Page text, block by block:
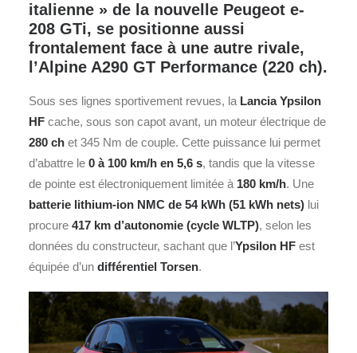
italienne » de la nouvelle Peugeot e-
208 GTi, se positionne aussi
frontalement face à une autre rivale,
l’Alpine A290 GT Performance (220 ch).
Sous ses lignes sportivement revues, la LanciaYpsilon
HF cache, sous son capot avant, un moteur électrique de
280 ch et 345 Nm de couple. Cette puissance lui permet
d’abattre le 0 à 100 km/h en 5,6 s, tandis que la vitesse
de pointe est électroniquement limitée à 180 km/h. Une
batterie lithium-ion NMC de 54 kWh (51 kWh nets) lui
procure 417 km d’autonomie (cycle WLTP), selon les
données du constructeur, sachant que l’Ypsilon HF est
équipée d’un différentiel Torsen.